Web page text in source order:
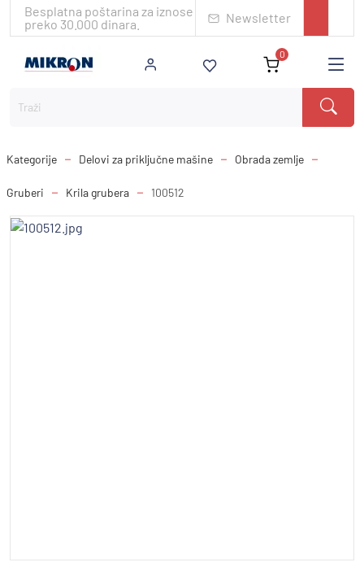
Besplatna poštarina za iznose
preko 30.000 dinara.
Newsletter
0
Kategorije Delovi za priključne mašine Obrada zemlje
Gruberi Krila grubera 100512